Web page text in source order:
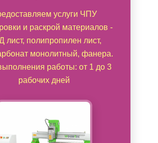
услуги ЧПУ
и раскрой материалов -
лист, полипропилен лист,
монолитный, фанера.
работы: от 1 до 3
рабочих дней